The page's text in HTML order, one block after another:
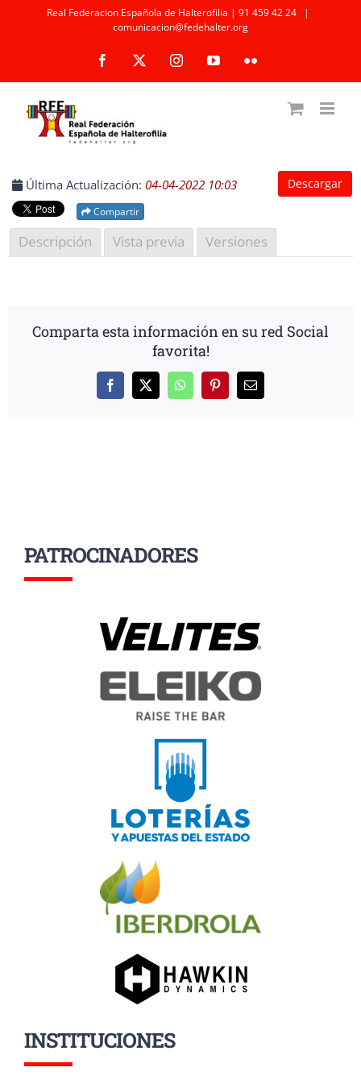
Real Federacion Española de Halterofilia | 91 459 42 24
|
comunicacion@fedehalter.org
Facebook InstagramYouTubeFlickr
Descargar
Última Actualización: 04-04-2022 10:03
Compartir
Descripción Vista previa Versiones
Comparta esta información en su red Social
favorita!
Facebook
X WhatsAppPinterestCorreo
PATROCINADORES
INSTITUCIONES